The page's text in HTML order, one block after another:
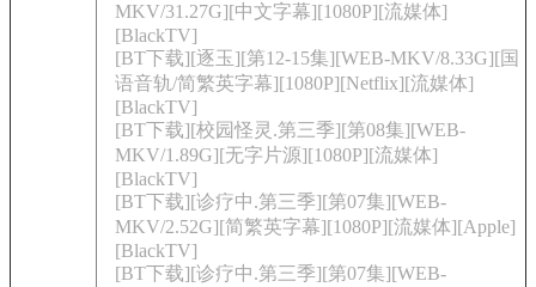
MKV/31.27G][中文字幕][1080P][流媒体]
[BlackTV]
[BT下载][逐玉][第12-15集][WEB-MKV/8.33G][国
语音轨/简繁英字幕][1080P][Netflix][流媒体]
[BlackTV]
[BT下载][校园怪灵.第三季][第08集][WEB-
MKV/1.89G][无字片源][1080P][流媒体]
[BlackTV]
[BT下载][诊疗中.第三季][第07集][WEB-
MKV/2.52G][简繁英字幕][1080P][流媒体][Apple]
[BlackTV]
[BT下载][诊疗中.第三季][第07集][WEB-